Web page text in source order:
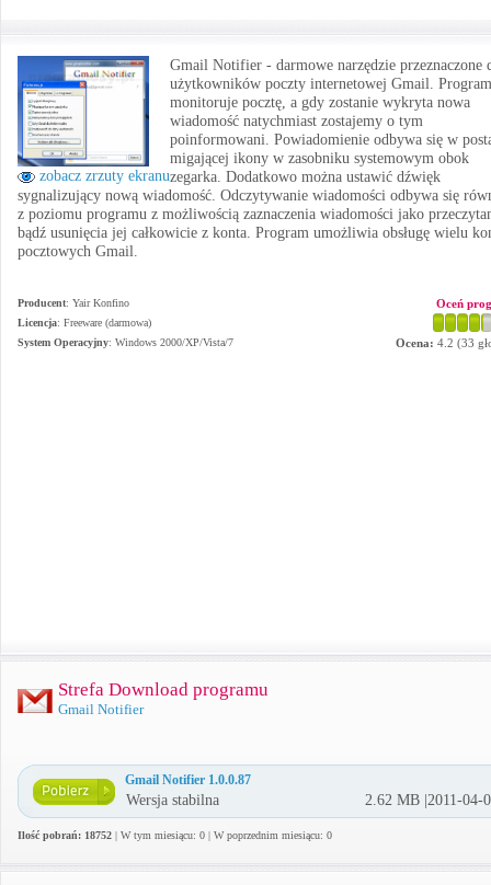
zobacz zrzuty ekranu
Gmail Notifier - darmowe narzędzie przeznaczone
użytkowników poczty internetowej Gmail. Program
monitoruje pocztę, a gdy zostanie wykryta nowa
wiadomość natychmiast zostajemy o tym
poinformowani. Powiadomienie odbywa się w
migającej ikony w zasobniku systemowym obok
zegarka. Dodatkowo można ustawić dźwięk
sygnalizujący nową wiadomość. Odczytywanie wiadomości odbywa się
z poziomu programu z możliwością zaznaczenia wiadomości jako
bądź usunięcia jej całkowicie z konta. Program umożliwia obsługę wielu
pocztowych Gmail.
Producent: Yair Konfino
Licencja: Freeware (darmowa)
System Operacyjny: Windows 2000/XP/Vista/7
Oceń
Ocena: 4.2 (33
Strefa Download programu
Gmail Notifier
Gmail Notifier 1.0.0.87
Wersja stabilna 2.62 MB |2011-04-
Ilość pobrań: 18752 | W tym miesiącu: 0 | W poprzednim miesiącu: 0